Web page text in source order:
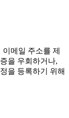
이메일 주소를 제
을 우회하거나,
을 등록하기 위해